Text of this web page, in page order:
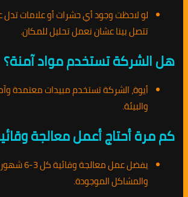
لو لاحظت وجود أي حشرات أو علامات
تتصل بينا عشان نعمل تحليل للمكان.
هل الشركة تستخدم مواد آمنة؟
أيوة، الشركة تستخدم مبيدات معتمدة
والبيئة.
كم مرة أحتاج أعمل معالجة
يفضل عمل
والمشاكل الموجودة.